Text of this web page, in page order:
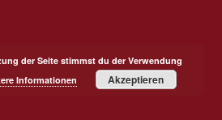
der Seite stimmst du der Verwendung
Informationen Akzeptieren